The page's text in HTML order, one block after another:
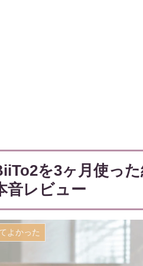
を3ヶ月使っ
音レビュー
よかった